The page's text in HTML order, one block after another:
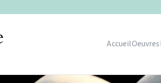
AccueilOeuvres